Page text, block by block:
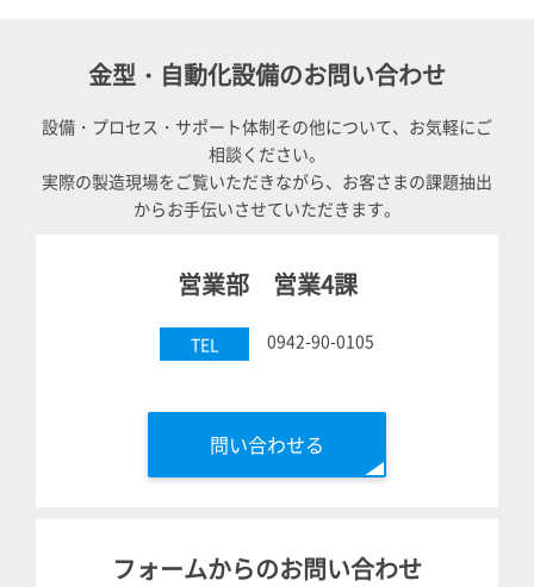
金型・自動化設備のお問い合わせ
設備・プロセス・サポート体制その他について、お気軽にご
相談ください。
実際の製造現場をご覧いただきながら、お客さまの課題抽出
からお手伝いさせていただきます。
営業部 営業4課
TEL 0942-90-0105
問い合わせる
フォームからのお問い合わせ